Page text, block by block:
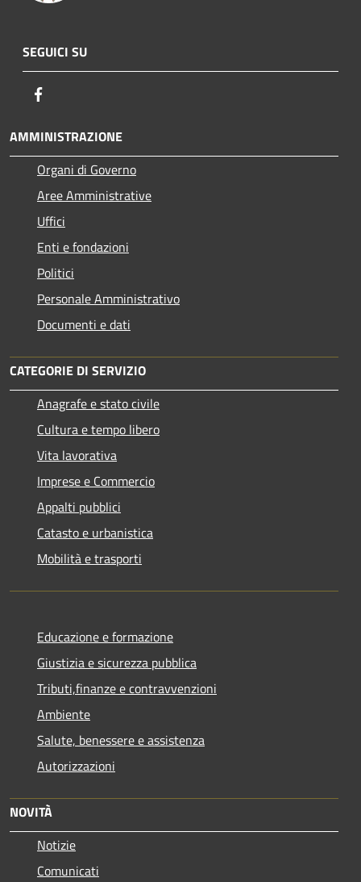
SEGUICI SU
AMMINISTRAZIONE
Organi di Governo
Aree Amministrative
Uffici
Enti e fondazioni
Politici
Personale Amministrativo
Documenti e dati
CATEGORIE DI SERVIZIO
Anagrafe e stato civile
Cultura e tempo libero
Vita lavorativa
Imprese e Commercio
Appalti pubblici
Catasto e urbanistica
Mobilità e trasporti
Educazione e formazione
Giustizia e sicurezza pubblica
Tributi,finanze e contravvenzioni
Ambiente
Salute, benessere e assistenza
Autorizzazioni
NOVITÀ
Notizie
Comunicati